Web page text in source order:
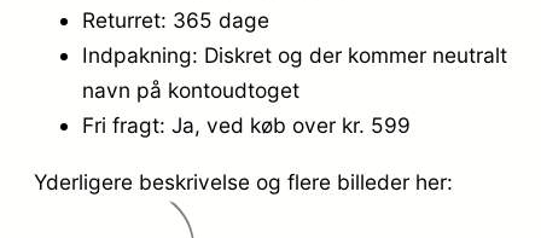
Returret: 365 dage
Indpakning: Diskret og der kommer neutralt
navn på kontoudtoget
Fri fragt: Ja, ved køb over kr. 599
Yderligere beskrivelse og flere billeder her: